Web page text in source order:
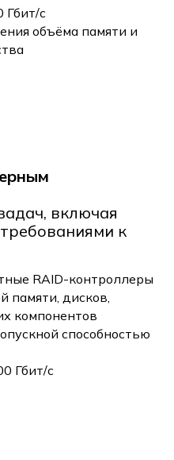
Гбит/с
объёма памяти и
включая
к
RAID-контроллеры
памяти, дисков,
компонентов
способностью
Гбит/с